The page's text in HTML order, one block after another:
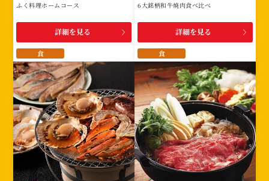
ふく料理ホームコース
詳細を見る
6大銘柄和牛焼肉食べ比べ
詳細を見る
食 食